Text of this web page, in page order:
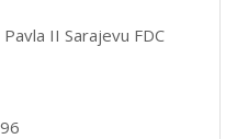
II Sarajevu FDC